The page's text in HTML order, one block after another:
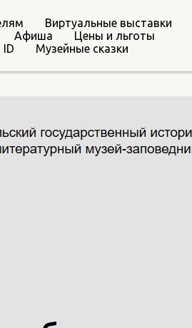
Виртуальные выставки
Афиша
Цены и льготы
Музейные сказки